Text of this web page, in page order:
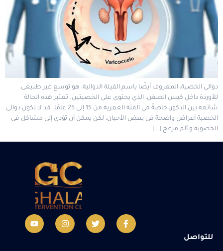
دوالى الخصية، المعروف أيضًا باسم القيلة الدوالية، هو توسع غير طبيعى
للأوردة داخل كيس الصفن، الذي يحتوى على الخصيتين. تعتبر هذه الحالة
شائعة بين الذكور، خاصةً فى الفئة العمرية من 15 إلى 25 عامًا. قد لا تكون دوالى
الخصية أعراض واضحة فى بعض الأحيان، لكن يمكن أن تؤدى إلى مشاكل فى
الخصوبة و ألم مزعج […]
للتواصل